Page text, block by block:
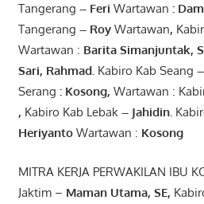
Tangerang – Feri Wartawan :
Tangerang – RoyWartawan,
Wartawan : Barita Simanjuntak,
Sari, Rahmad. Kabiro Kab Seang –
Serang : Kosong, Wartawan :
, Kabiro Kab Lebak– Jahidin.
Heriyanto Wartawan : Kosong
MITRA KERJA PERWAKILAN IBU
Jaktim – Maman Utama, SE,